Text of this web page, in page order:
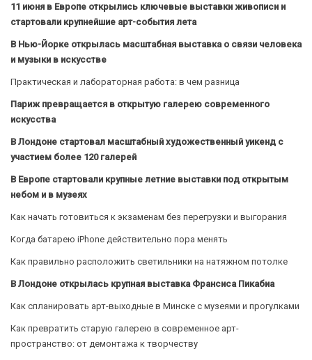
11 июня в Европе открылись ключевые выставки живописи и
стартовали крупнейшие арт-события лета
В Нью-Йорке открылась масштабная выставка о связи человека
и музыки в искусстве
Практическая и лабораторная работа: в чем разница
Париж превращается в открытую галерею современного
искусства
В Лондоне стартовал масштабный художественный уикенд с
участием более 120 галерей
В Европе стартовали крупные летние выставки под открытым
небом и в музеях
Как начать готовиться к экзаменам без перегрузки и выгорания
Когда батарею iPhone действительно пора менять
Как правильно расположить светильники на натяжном потолке
В Лондоне открылась крупная выставка Франсиса Пикабиа
Как спланировать арт-выходные в Минске с музеями и прогулками
Как превратить старую галерею в современное арт-
пространство: от демонтажа к творчеству